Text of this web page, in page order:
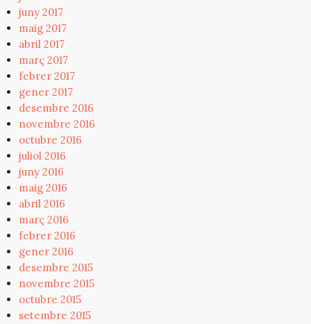
juny 2017
maig 2017
abril 2017
març 2017
febrer 2017
gener 2017
desembre 2016
novembre 2016
octubre 2016
juliol 2016
juny 2016
maig 2016
abril 2016
març 2016
febrer 2016
gener 2016
desembre 2015
novembre 2015
octubre 2015
setembre 2015